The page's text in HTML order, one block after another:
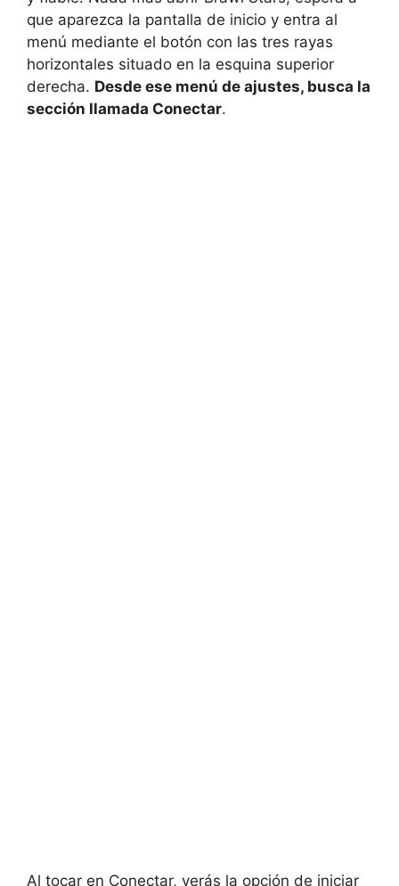
que aparezca la pantalla de inicio y entra al
menú mediante el botón con las tres rayas
horizontales situado en la esquina superior
derecha. Desde ese menú de ajustes, busca la
sección llamada Conectar.
Al tocar en Conectar, verás la opción de iniciar